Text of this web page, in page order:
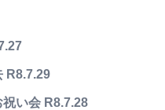
R8.7.29
い会 R8.7.28